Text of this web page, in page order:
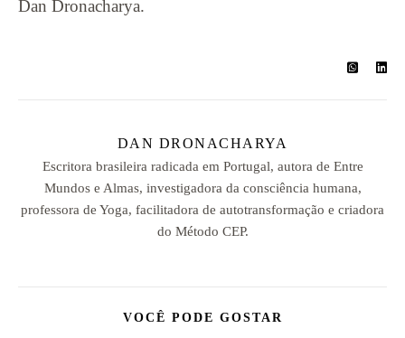
Dan Dronacharya.
DAN DRONACHARYA
Escritora brasileira radicada em Portugal, autora de Entre
Mundos e Almas, investigadora da consciência humana,
professora de Yoga, facilitadora de autotransformação e criadora
do Método CEP.
VOCÊ PODE GOSTAR